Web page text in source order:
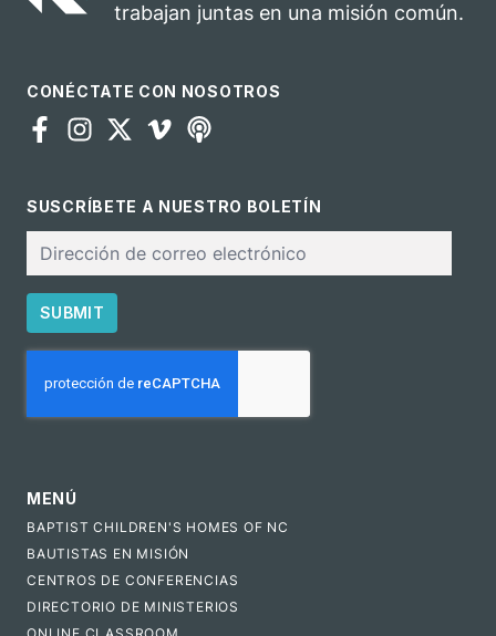
trabajan juntas en una misión común.
CONÉCTATE CON NOSOTROS
SUSCRÍBETE A NUESTRO BOLETÍN
electrónico
SUBMIT
MENÚ
BAPTIST CHILDREN'S HOMES OF NC
BAUTISTAS EN MISIÓN
CENTROS DE CONFERENCIAS
DIRECTORIO DE MINISTERIOS